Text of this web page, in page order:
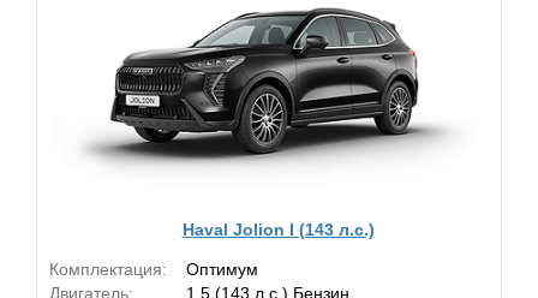
Haval Jolion I (143 л.с.)
Комплектация:
Оптимум
Двигатель:
1.5 (143 л.с.) Бензин